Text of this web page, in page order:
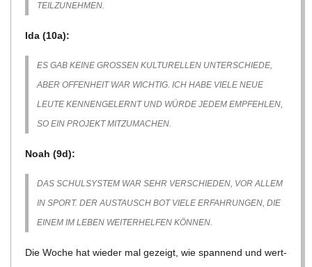
TEILZUNEHMEN.
Ida (10a):
ES GAB KEINE GRO­SSEN KUL­TU­REL­LEN UNTER­SCHIEDE, A
BER OFFEN­HEIT WAR WICH­TIG. ICH HABE VIELE NEUE L
EUTE KEN­NEN­GE­LERNT UND WÜRDE JEDEM EMP­FEH­LEN, S
O EIN PRO­JEKT MITZUMACHEN.
Noah (9d):
DAS SCHUL­SYS­TEM WAR SEHR VER­SCHIE­DEN, VOR ALLEM
IN SPORT. DER AUS­TAUSCH BOT VIELE ERFAH­RUN­GEN, DIE
EINEM IM LEBEN WEI­TER­HEL­FEN KÖNNEN.
Die Woche hat wie­der mal gezeigt, wie span­nend und wert­